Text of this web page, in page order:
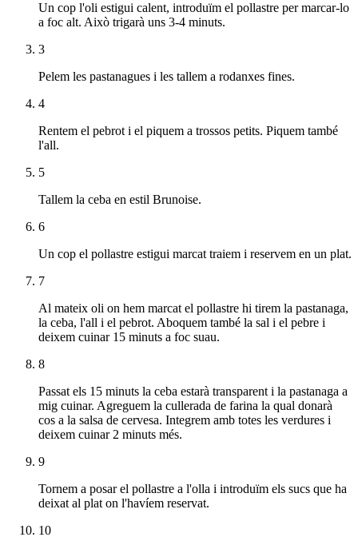
Un cop l'oli estigui calent, introduïm el pollastre per marcar-lo
a foc alt. Això trigarà uns 3-4 minuts.
3
Pelem les pastanagues i les tallem a rodanxes fines.
4
Rentem el pebrot i el piquem a trossos petits. Piquem també
l'all.
5
Tallem la ceba en estil Brunoise.
6
Un cop el pollastre estigui marcat traiem i reservem en un plat.
7
Al mateix oli on hem marcat el pollastre hi tirem la pastanaga,
la ceba, l'all i el pebrot. Aboquem també la sal i el pebre i
deixem cuinar 15 minuts a foc suau.
8
Passat els 15 minuts la ceba estarà transparent i la pastanaga a
mig cuinar. Agreguem la cullerada de farina la qual donarà
cos a la salsa de cervesa. Integrem amb totes les verdures i
deixem cuinar 2 minuts més.
9
Tornem a posar el pollastre a l'olla i introduïm els sucs que ha
deixat al plat on l'havíem reservat.
10